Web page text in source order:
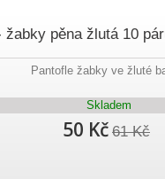
žabky pěna žlutá 10
Pantofle žabky ve žluté
Skladem
50 Kč 61 Kč